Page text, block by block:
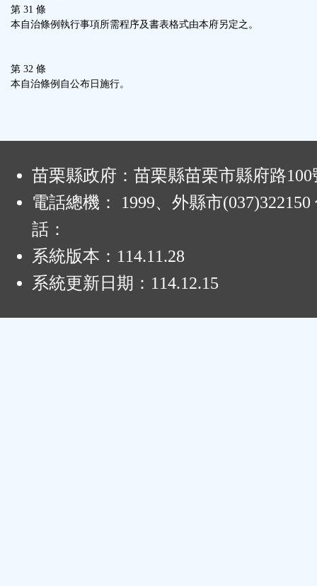
第 31 條
本自治條例執行事項所需程序及書表格式由本府另定之。
第 32 條
本自治條例自公布日施行。
苗栗縣政府：苗栗縣苗栗市縣府路100
電話總機： 1999、外縣市(037)322150
話：
系統版本： 114.11.28
系統更新日期： 114.12.15